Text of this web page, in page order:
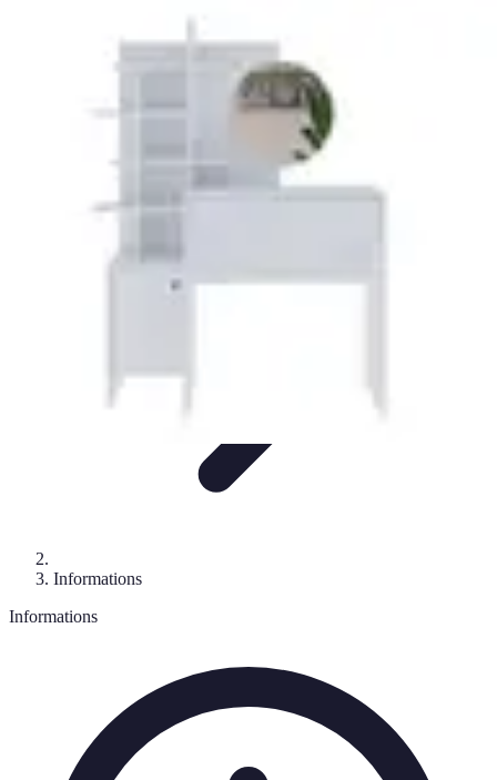
Choix des produitsTechniques et Astuces
Maquillage Hybride
Informations
Informations